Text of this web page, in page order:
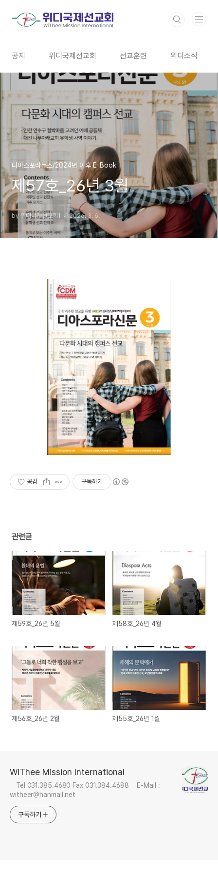
공지 위디국제선교회 선교훈련 위디소식
디아스포라뉴스/2024년 이후 E-Book
제57호_26년 3월
by 위디국제선교회1 2026. 3. 6.
공감 구독하기
관련글
제59호_26년 5월 제58호_26년 4월
제56호_26년 2월 제55호_26년 1월
WiThee Mission International
Tel 031.385.4680 Fax 031.384.4688 E-Mail :
witheer@hanmail.net
구독하기